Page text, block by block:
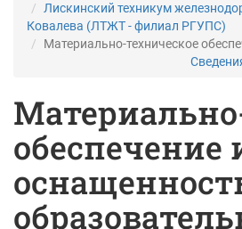
Лискинский техникум
Ковалева (ЛТЖТ - филиал РГУПС)
Материально-техническое
обеспечение